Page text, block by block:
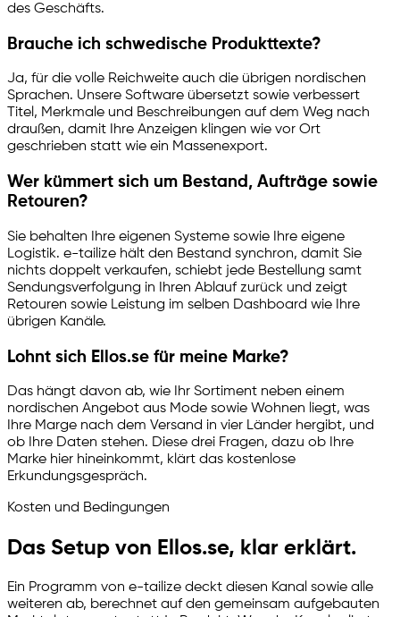
des Geschäfts.
Brauche ich schwedische Produkttexte?
Ja, für die volle Reichweite auch die übrigen nordischen
Sprachen. Unsere Software übersetzt sowie verbessert
Titel, Merkmale und Beschreibungen auf dem Weg nach
draußen, damit Ihre Anzeigen klingen wie vor Ort
geschrieben statt wie ein Massenexport.
Wer kümmert sich um Bestand, Aufträge sowie
Retouren?
Sie behalten Ihre eigenen Systeme sowie Ihre eigene
Logistik. e-tailize hält den Bestand synchron, damit Sie
nichts doppelt verkaufen, schiebt jede Bestellung samt
Sendungsverfolgung in Ihren Ablauf zurück und zeigt
Retouren sowie Leistung im selben Dashboard wie Ihre
übrigen Kanäle.
Lohnt sich Ellos.se für meine Marke?
Das hängt davon ab, wie Ihr Sortiment neben einem
nordischen Angebot aus Mode sowie Wohnen liegt, was
Ihre Marge nach dem Versand in vier Länder hergibt, und
ob Ihre Daten stehen. Diese drei Fragen, dazu ob Ihre
Marke hier hineinkommt, klärt das kostenlose
Erkundungsgespräch.
Kosten und Bedingungen
Das Setup von Ellos.se, klar erklärt.
Ein Programm von e-tailize deckt diesen Kanal sowie alle
weiteren ab, berechnet auf den gemeinsam aufgebauten